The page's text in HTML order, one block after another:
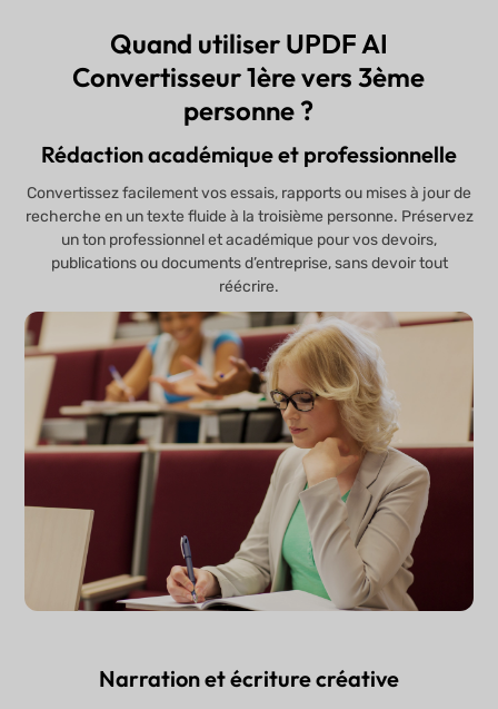
Quand utiliser UPDF AI
Convertisseur 1ère vers 3ème
personne ?
Rédaction académique et professionnelle
Convertissez facilement vos essais, rapports ou mises à jour de
recherche en un texte fluide à la troisième personne. Préservez
un ton professionnel et académique pour vos devoirs,
publications ou documents d’entreprise, sans devoir tout
réécrire.
Narration et écriture créative